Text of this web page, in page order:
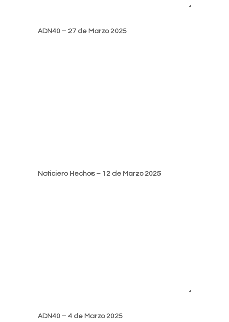
ADN40 – 27 de Marzo 2025
Noticiero Hechos – 12 de Marzo 2025
ADN40 – 4 de Marzo 2025